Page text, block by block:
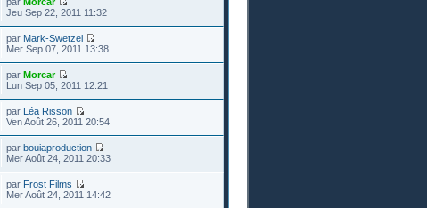
Jeu Sep 22, 2011 11:32
par Mark-Swetzel
Mer Sep 07, 2011 13:38
par Morcar
Lun Sep 05, 2011 12:21
par Léa Risson
Ven Août 26, 2011 20:54
par bouiaproduction
Mer Août 24, 2011 20:33
par Frost Films
Mer Août 24, 2011 14:42